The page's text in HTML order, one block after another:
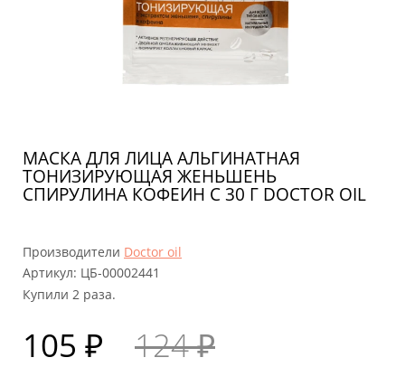
МАСКА ДЛЯ ЛИЦА АЛЬГИНАТНАЯ
ТОНИЗИРУЮЩАЯ ЖЕНЬШЕНЬ
СПИРУЛИНА КОФЕИН С 30 Г DOCTOR OIL
Производители Doctor oil
Артикул: ЦБ-00002441
Купили 2 раза.
105 ₽ 124 ₽